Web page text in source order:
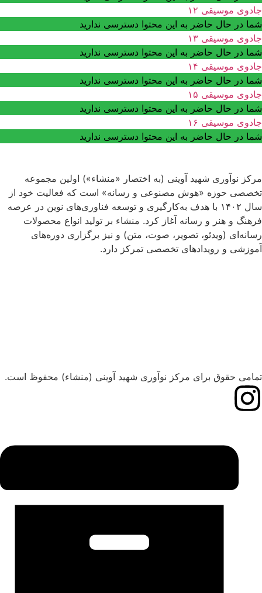
جادوی موسیقی ۱۲
شما در حال حاضر به این محتوا دسترسی ندارید
جادوی موسیقی ۱۳
شما در حال حاضر به این محتوا دسترسی ندارید
جادوی موسیقی ۱۴
شما در حال حاضر به این محتوا دسترسی ندارید
جادوی موسیقی ۱۵
شما در حال حاضر به این محتوا دسترسی ندارید
جادوی موسیقی ۱۶
شما در حال حاضر به این محتوا دسترسی ندارید
مرکز نوآوری شهید آوینی (به اختصار «منشاء») اولین مجموعه
تخصصی حوزه «هوش مصنوعی و رسانه» است که فعالیت خود از
سال ۱۴۰۲ با هدف به‌کارگیری و توسعه فناوری‌های نوین در عرصه
فرهنگ و هنر و رسانه آغاز کرد. منشاء بر تولید انواع محصولات
رسانه‌ای (ویدئو، تصویر، صوت، متن) و نیز برگزاری دوره‌های
آموزشی و رویدادهای تخصصی تمرکز دارد.
تمامی حقوق برای مرکز نوآوری شهید آوینی (منشاء) محفوظ است.